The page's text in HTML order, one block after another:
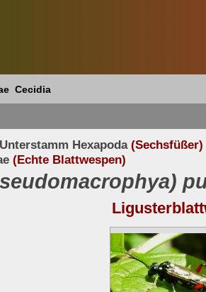
Cecidia
Hexapoda(Sechsfüßer)
(Echte Blattwespen)